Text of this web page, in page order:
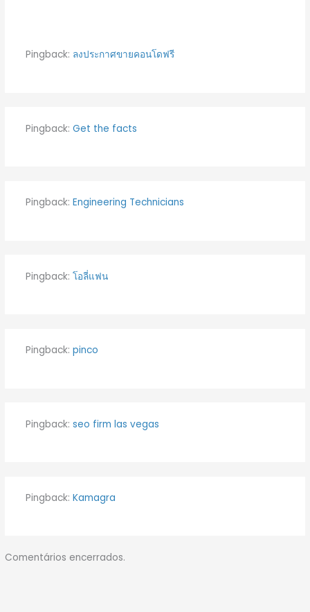
Pingback: ลงประกาศขายคอนโดฟรี
Pingback: Get the facts
Pingback: Engineering Technicians
Pingback: โอลี่แฟน
Pingback: pinco
Pingback: seo firm las vegas
Pingback: Kamagra
Comentários encerrados.